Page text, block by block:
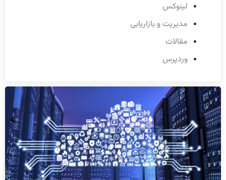
لینوکس
مدیریت و بازاریابی
مقالات
وردپرس